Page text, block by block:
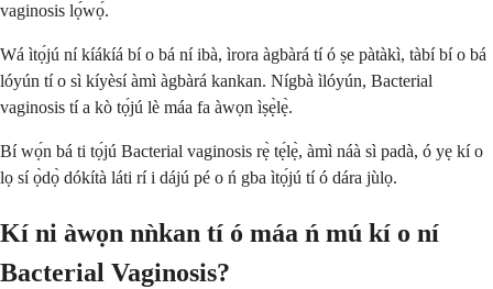
vaginosis lọ́wọ́.
Wá ìtọ́jú ní kíákíá bí o bá ní ibà, ìrora àgbàrá tí ó ṣe pàtàkì, tàbí bí o bá
lóyún tí o sì kíyèsí àmì àgbàrá kankan. Nígbà ìlóyún, Bacterial
vaginosis tí a kò tọ́jú lè máa fa àwọn ìṣẹ̀lẹ̀.
Bí wọ́n bá ti tọ́jú Bacterial vaginosis rẹ̀ tẹ́lẹ̀, àmì náà sì padà, ó yẹ kí o
lọ sí ọ̀dọ̀ dókítà láti rí i dájú pé o ń gba ìtọ́jú tí ó dára jùlọ.
Kí ni àwọn nǹkan tí ó máa ń mú kí o ní
Bacterial Vaginosis?